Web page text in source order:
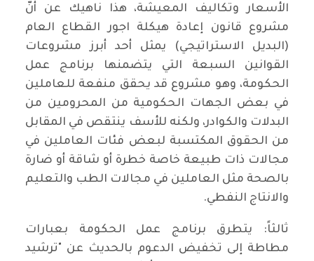
الأسعار وتكاليف المعيشة، هذا ناهيك عن أنّ
مشروع قانون إعادة هيكلة اجور القطاع العام
(البديل الاستراتيجي) يمثل أحد أبرز مشروعات
القوانين السبعة التي يتضمنها برنامج عمل
الحكومة، وهو مشروع قد يحقق منفعة للعاملين
في بعض الجهات الحكومية من المحرومين من
البدلات والكوادر، ولكنه للأسف ينتقص في المقابل
من الحقوق المكتسبة لبعض فئات العاملين في
مجالات ذات طبيعة خاصة خطرة أو شاقة أو ضارة
بالصحة مثل العاملين في مجالات الطب والتعليم
والانتاج النفطي.
ثالثاً: يتطرق برنامج عمل الحكومة بعبارات
مطاطة إلى تخفيض الدعوم بالحديث عن "ترشيد